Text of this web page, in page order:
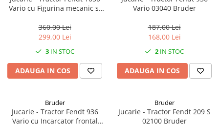
1.8.11. Ambreaje lamelare și
elastice
Vario cu Figurina mecanic si
360,00 Lei
299,00 Lei
3 IN STOC
ADAUGA IN COS
Vario 03040 Bruder
187,00 Lei
168,00 Lei
2 IN STOC
ADAUGA IN COS
Bruder
Jucarie - Tractor Fendt 936
Vario cu Incarcator frontal
Bruder
Jucarie - Tractor Fendt 209 S
02100 Bruder